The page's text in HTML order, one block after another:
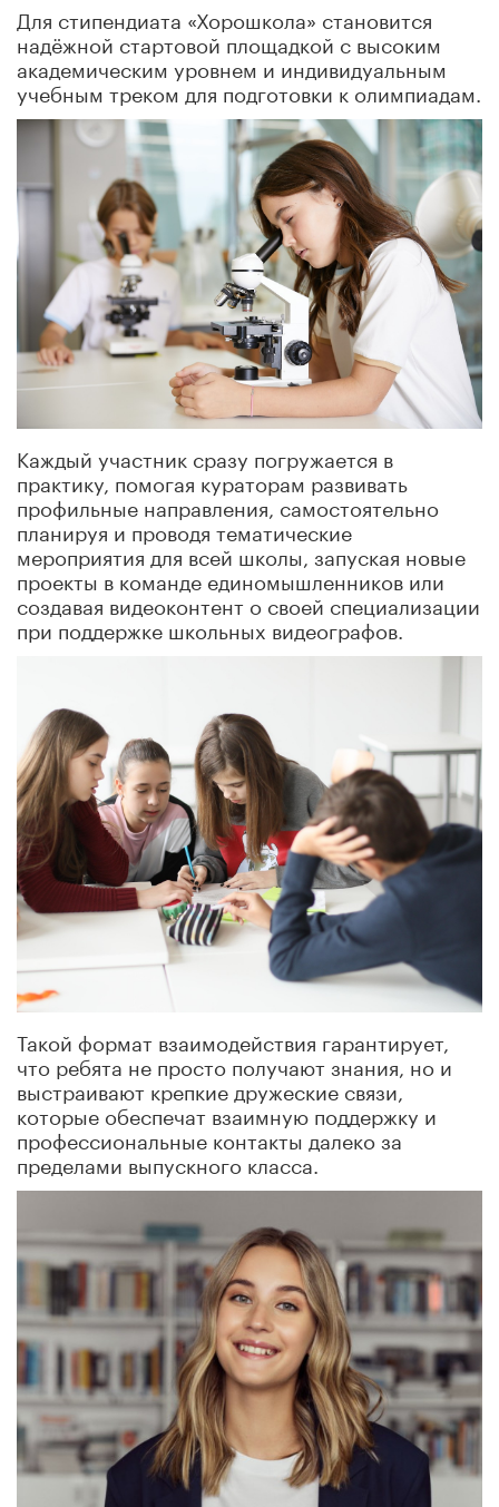
Для стипендиата «Хорошкола» становится
надёжной стартовой площадкой с высоким
академическим уровнем и индивидуальным
учебным треком для подготовки к олимпиадам.
Каждый участник сразу погружается в
практику, помогая кураторам развивать
профильные направления, самостоятельно
планируя и проводя тематические
мероприятия для всей школы, запуская новые
проекты в команде единомышленников или
создавая видеоконтент о своей специализации
при поддержке школьных видеографов.
Такой формат взаимодействия гарантирует,
что ребята не просто получают знания, но и
выстраивают крепкие дружеские связи,
которые обеспечат взаимную поддержку и
профессиональные контакты далеко за
пределами выпускного класса.